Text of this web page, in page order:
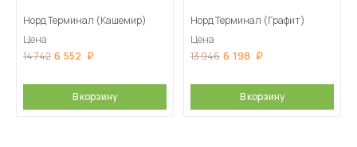
Норд Терминал (Кашемир)
Цена
14 742 6 552
В корзину
Норд Терминал (Графит)
Цена
13 946 6 198
В корзину